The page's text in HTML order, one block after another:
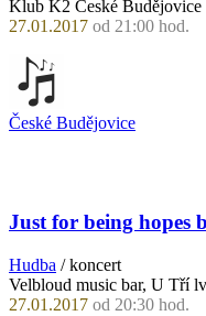
Klub K2 České Budějovice
27.01.2017 od 21:00 hod.
České Budějovice
Just for being hopes
Hudba / koncert
Velbloud music bar, U Tří
27.01.2017 od 20:30 hod.